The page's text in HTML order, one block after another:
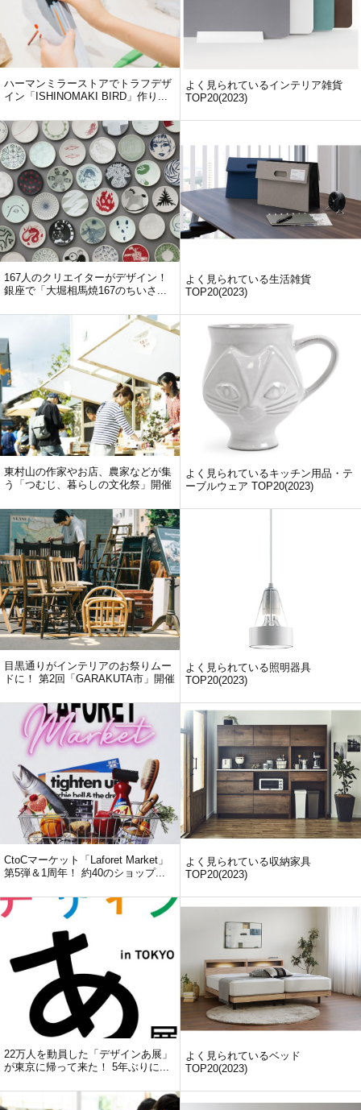
ハーマンミラーストアでトラフデザ
イン「ISHINOMAKI BIRD」作り...
167人のクリエイターがデザイン！
銀座で「大堀相馬焼167のちいさ...
東村山の作家やお店、農家などが集
う「つむじ、暮らしの文化祭」開催
目黒通りがインテリアのお祭りムー
ドに！ 第2回「GARAKUTA市」開催
CtoCマーケット「Laforet Market」
第5弾＆1周年！ 約40のショップ...
22万人を動員した「デザインあ展」
が東京に帰って来た！ 5年ぶりに...
よく見られているインテリア雑貨
TOP20(2023)
よく見られている生活雑貨
TOP20(2023)
よく見られているキッチン用品・テ
ーブルウェア TOP20(2023)
よく見られている照明器具
TOP20(2023)
よく見られている収納家具
TOP20(2023)
よく見られているベッド
TOP20(2023)